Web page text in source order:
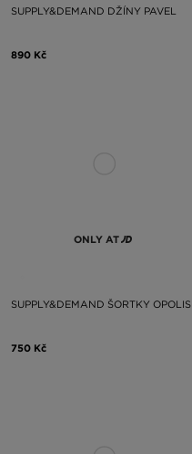
SUPPLY&DEMAND DŽÍNY PAVEL
890 Kč
ONLY AT
SUPPLY&DEMAND ŠORTKY OPOLIS
750 Kč